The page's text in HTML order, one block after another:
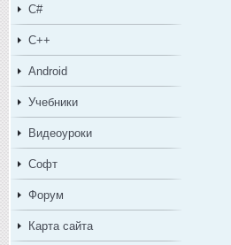
C#
C++
Android
Учебники
Видеоуроки
Софт
Форум
Карта сайта